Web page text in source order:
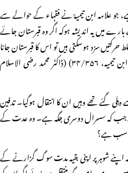
جو علامہ ابن تیمیہؒ نے فقہاء کے حوالے سے
میں یہ اندیشہ ہوکہ اگر وہ قبرستان جائے
سزد ہوسکتی ہیں تو اس کا قبرستان جانا
بلا اختلاف ناجائز ہے۔‘‘ (فتاویٰ ابن تیمیہ، ۳۴/۳۵۶) (ڈاکٹر محمد رضی الاسلام
گئے تھے وہیں ان کا انتقال ہوگیا۔ تدفین
ہے جب کہ سسرال دوسری جگہ ہے۔ وہ عدت کے
ہے؟
شوہر پر اپنی بقیہ مدت سوگ گزارنے کے